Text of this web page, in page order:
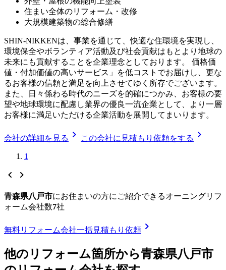
住まい全体のリフォーム・改修
大規模建築物の総合修繕
SHIN-NIKKENは、事業を通じて、快適な住環境を実現し、
環境保全やボランティア活動及び社会貢献はもとより地球の
未来にも貢献することを企業理念としております。 価格価
値・付加価値の高いサービス」を低コストでお届けし、更な
るお客様の信頼と満足を向上させてゆく所存でございます。
また、日々係わる時代のニーズを的確につかみ、お客様の要
望や地球環境に配慮し業界の優良一流企業として、より一層
お客様に満足いただける企業活動を展開してまいります。
会社の詳細を見る chevron_right この会社に見積もり依頼をする chevron_right
1
chevron_left chevron_right
青森県八戸市にお住まいの方にご紹介できるオーニングリフ
ォーム会社数7社
無料リフォーム会社一括見積もり依頼 chevron_right
他のリフォーム箇所から青森県八戸市